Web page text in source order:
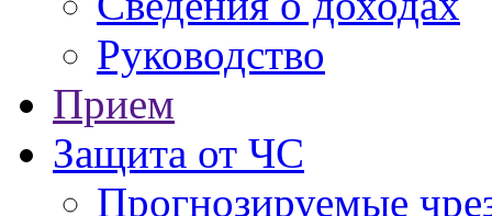
Руководство
Прием
Защита от ЧС
Прогнозируемые